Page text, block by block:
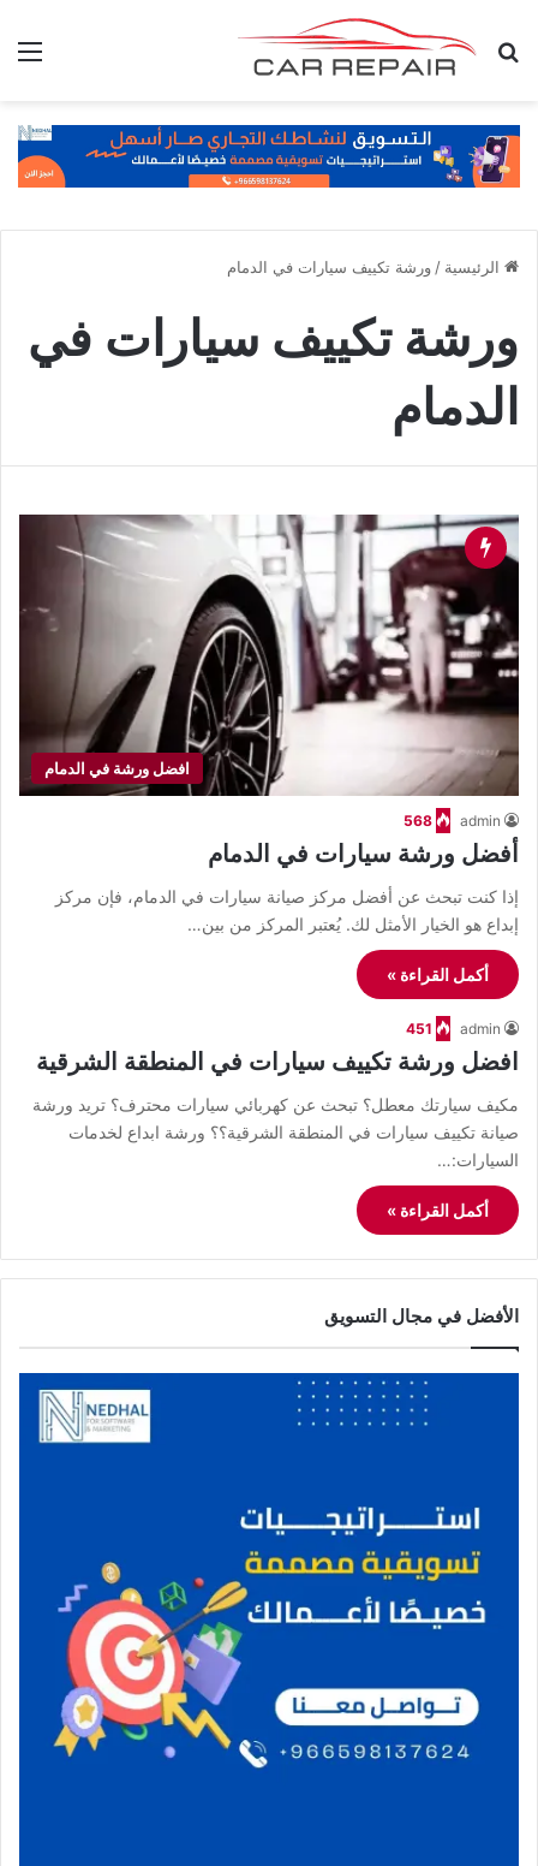
بحث عن
الرئيسية / ورشة تكييف سيارات في الدمام
ورشة تكييف سيارات في
الدمام
افضل ورشة في الدمام
admin
568
أفضل ورشة سيارات في الدمام
إذا كنت تبحث عن أفضل مركز صيانة سيارات في الدمام، فإن مركز
إبداع هو الخيار الأمثل لك. يُعتبر المركز من بين…
أكمل القراءة »
admin
451
افضل ورشة تكييف سيارات في المنطقة الشرقية
مكيف سيارتك معطل؟ تبحث عن كهربائي سيارات محترف؟ تريد ورشة
صيانة تكييف سيارات في المنطقة الشرقية؟؟ ورشة ابداع لخدمات
السيارات:…
أكمل القراءة »
الأفضل في مجال التسويق